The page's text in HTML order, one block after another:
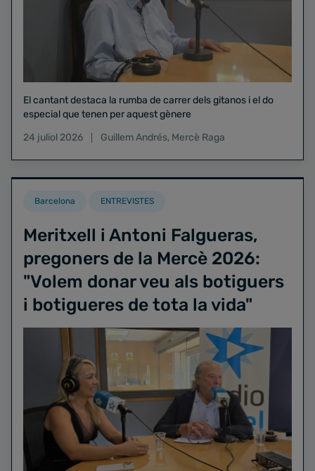
El cantant destaca la rumba de carrer dels gitanos i el do
especial que tenen per aquest gènere
24 juliol 2026
Guillem Andrés, Mercè Raga
Barcelona ENTREVISTES
Meritxell i Antoni Falgueras,
pregoners de la Mercè 2026:
"Volem donar veu als botiguers
i botigueres de tota la vida"